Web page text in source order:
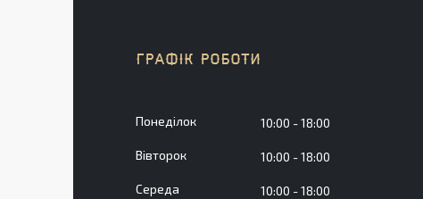
ГРАФІК РОБОТИ
Понеділок 10:00 18:00
Вівторок 10:00 18:00
Середа 10:00 18:00